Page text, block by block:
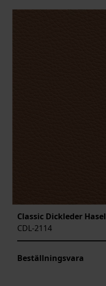
Classic Dickleder Hasel
CDL-2114
Beställningsvara